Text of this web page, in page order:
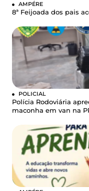
AMPÉRE
8ª Feijoada dos pais
POLICIAL
Polícia Rodoviária
maconha em van na